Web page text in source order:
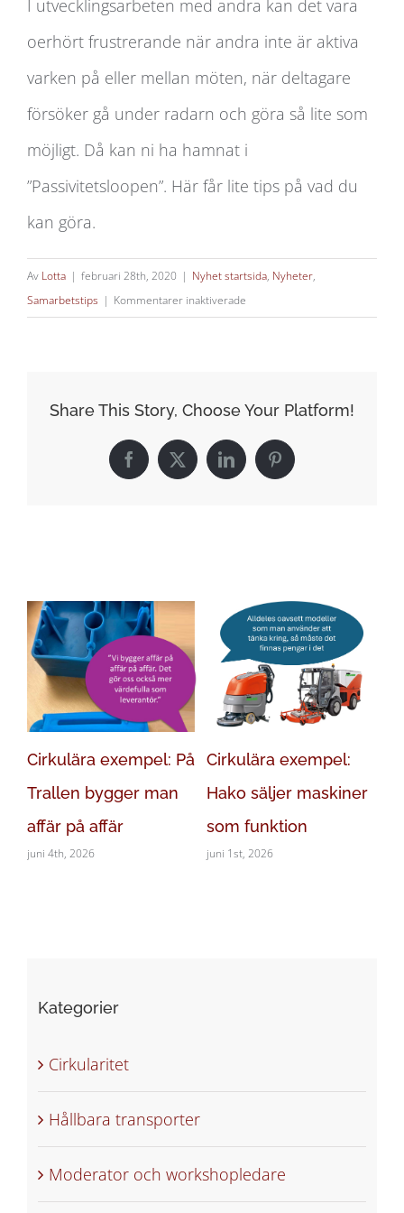
I utvecklingsarbeten med andra kan det vara
oerhört frustrerande när andra inte är aktiva
varken på eller mellan möten, när deltagare
försöker gå under radarn och göra så lite som
möjligt. Då kan ni ha hamnat i
”Passivitetsloopen”. Här får lite tips på vad du
kan göra.
Av Lotta | februari 28th, 2020 | Nyhet startsida, Nyheter,
Samarbetstips | Kommentarer inaktiverade
om
och
om
Share This Story, Choose Your Platform!
Facebook
X LinkedInPinterest
Cirkulära exempel: På
Trallen bygger man
affär på affär
juni 4th, 2026
Cirkulära exempel:
Hako säljer maskiner
som funktion
juni 1st, 2026
Kategorier
Cirkularitet
Hållbara transporter
Moderator och workshopledare